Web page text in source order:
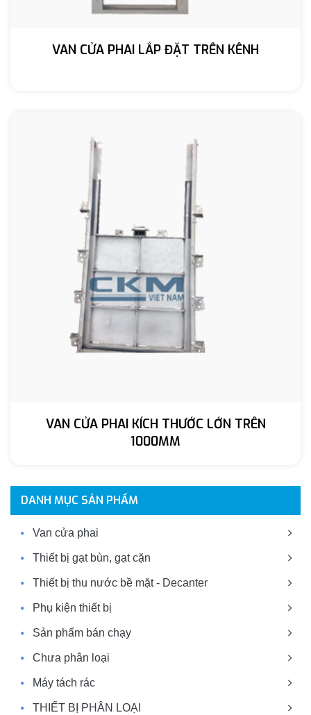
VAN CỬA PHAI LẮP ĐẶT TRÊN KÊNH
VAN CỬA PHAI KÍCH THƯỚC LỚN TRÊN
1000MM
DANH MỤC SẢN PHẨM
Van cửa phai
Thiết bị gạt bùn, gạt cặn
Thiết bị thu nước bề mặt - Decanter
Phụ kiện thiết bị
Sản phẩm bán chạy
Chưa phân loại
Máy tách rác
THIẾT BỊ PHÂN LOẠI